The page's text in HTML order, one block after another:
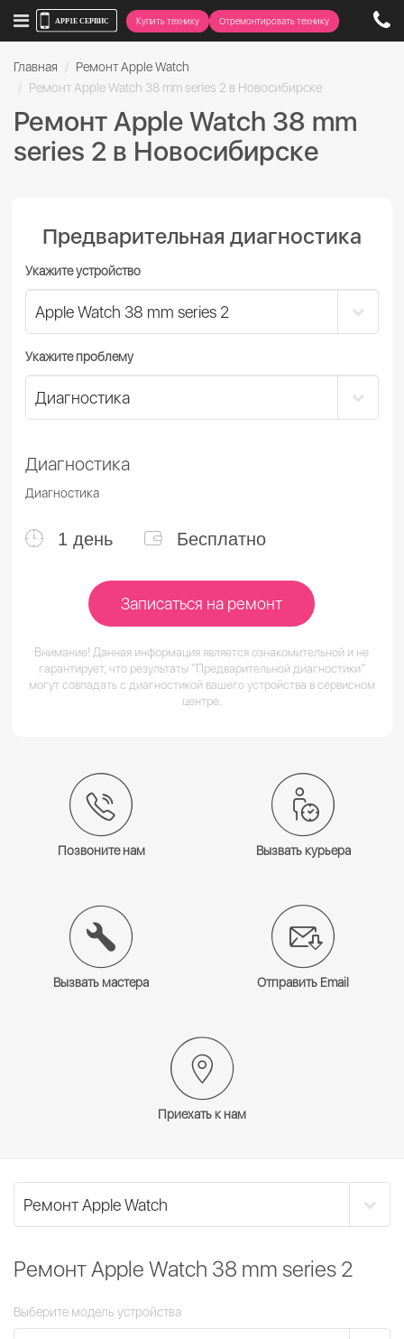
Купить технику Отремонтировать технику
Главная
Ремонт Apple Watch
Ремонт Apple Watch 38 mm series 2 в Новосибирске
Ремонт Apple Watch 38 mm
series 2 в Новосибирске
Предварительная диагностика
Укажите устройство
Укажите проблему
Диагностика
Диагностика
1 день Бесплатно
Записаться на ремонт
Внимание! Данная информация является ознакомительной и не
гарантирует, что результаты “Предварительной диагностики”
могут совпадать с диагностикой вашего устройства в сервисном
центре.
Позвоните нам Вызвать курьера
Вызвать мастера Отправить Email
Приехать к нам
Ремонт Apple Watch 38 mm series 2
Выберите модель устройства